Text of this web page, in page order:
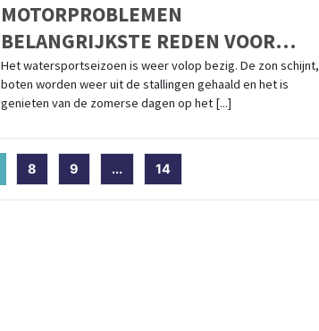
MOTORPROBLEMEN
BELANGRIJKSTE REDEN VOOR
UITVAREN KNRM
Het watersportseizoen is weer volop bezig. De zon schijnt,
boten worden weer uit de stallingen gehaald en het is
genieten van de zomerse dagen op het [...]
(current)
8 9 ... 14